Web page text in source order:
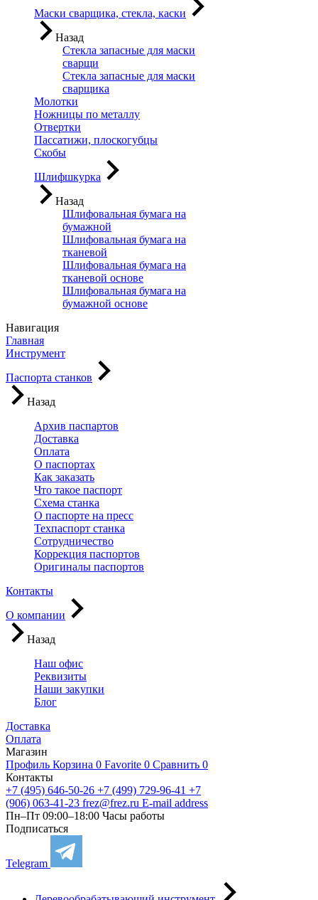
Маски сварщика, стекла, каски
Назад
Стекла запасные для маски
сварщи
Стекла запасные для маски
сварщика
Молотки
Ножницы по металлу
Отвертки
Пассатижи, плоскогубцы
Скобы
Шлифшкурка
Назад
Шлифовальная бумага на
бумажной
Шлифовальная бумага на
тканевой
Шлифовальная бумага на
тканевой основе
Шлифовальная бумага на
бумажной основе
Навигация
Главная
Инструмент
Паспорта станков
Назад
Архив паспартов
Доставка
Оплата
О паспортах
Как заказать
Что такое паспорт
Схема станка
О паспорте на пресс
Техпаспорт станка
Сотрудничество
Коррекция паспортов
Оригиналы паспортов
Контакты
О компании
Назад
Наш офис
Реквизиты
Наши закупки
Блог
Доставка
Оплата
Магазин
Профиль Корзина 0 Favorite 0 Сравнить 0
Контакты
+7 (495) 646-50-26 +7 (499) 729-96-41 +7
(906) 063-41-23 frez@frez.ru E-mail address
Пн–Пт 09:00–18:00 Часы работы
Подписаться
Telegram